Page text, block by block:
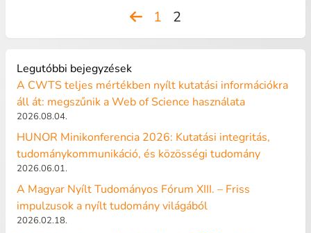
Bejegyzések
lapozása
1 2
Legutóbbi bejegyzések
A CWTS teljes mértékben nyílt kutatási információkra
áll át: megszűnik a Web of Science használata
2026.08.04.
HUNOR Minikonferencia 2026: Kutatási integritás,
tudománykommunikáció, és közösségi tudomány
2026.06.01.
A Magyar Nyílt Tudományos Fórum XIII. – Friss
impulzusok a nyílt tudomány világából
2026.02.18.